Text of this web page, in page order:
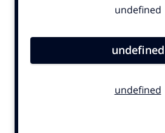
Contentmarketing